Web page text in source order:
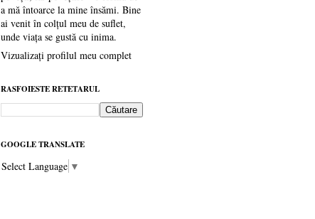
a mă întoarce la mine însămi. Bine
ai venit în colțul meu de suflet,
unde viața se gustă cu inima.
Vizualizați profilul meu complet
RASFOIESTE RETETARUL
GOOGLE TRANSLATE
Select Language ▼